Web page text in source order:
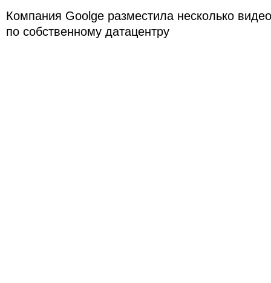
Компания Goolge разместила несколько
по собственному датацентру